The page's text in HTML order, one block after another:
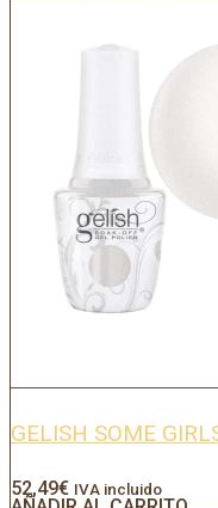
GELISH SOME
52,49€ IVA incluido